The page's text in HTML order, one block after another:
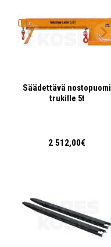
Säädettävä nostopuomi
trukille 5t
2 512,00€